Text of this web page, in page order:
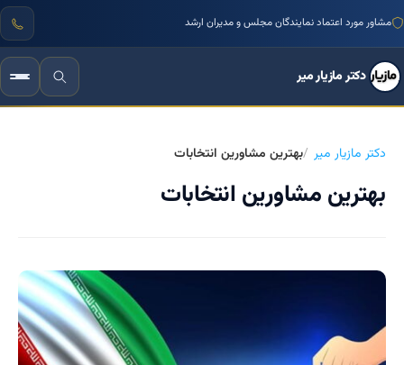
مشاور مورد اعتماد نمایندگان مجلس و مدیران ارشد
دکتر مازیار میر
دکتر مازیار میر بهترین مشاورین انتخابات
بهترین مشاورین انتخابات